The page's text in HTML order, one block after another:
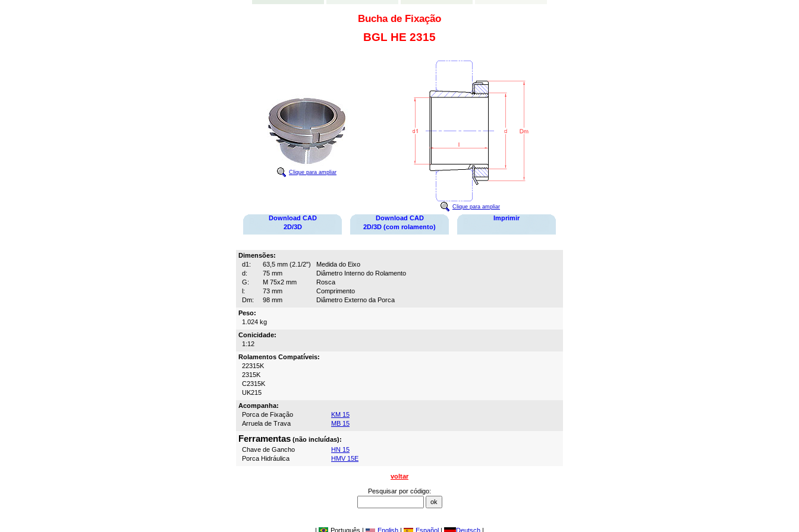
Bucha de Fixação
BGL HE 2315
Clique para ampliar
Clique para ampliar
Download CAD
2D/3D
Download CAD
2D/3D (com rolamento)
Imprimir
Dimensões:
d1:
63,5 mm (2.1/2")
Medida do Eixo
d:
75 mm
Diâmetro Interno do Rolamento
G:
M 75x2 mm
Rosca
l:
73 mm
Comprimento
Dm:
98 mm
Diâmetro Externo da Porca
Peso:
1.024 kg
Conicidade:
1:12
Rolamentos Compatíveis:
22315K
2315K
C2315K
UK215
Acompanha:
Porca de Fixação
KM 15
Arruela de Trava
MB 15
Ferramentas (não incluídas):
Chave de Gancho
HN 15
Porca Hidráulica
HMV 15E
voltar
Pesquisar por código:
| Português | English | Español | Deutsch |